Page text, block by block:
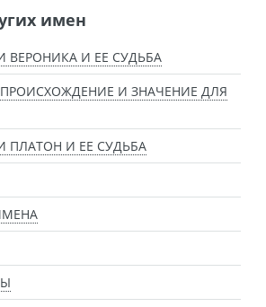
имен
ВЕРОНИКА И ЕЕ СУДЬБА
И ЗНАЧЕНИЕ ДЛЯ
ПЛАТОН И ЕЕ СУДЬБА